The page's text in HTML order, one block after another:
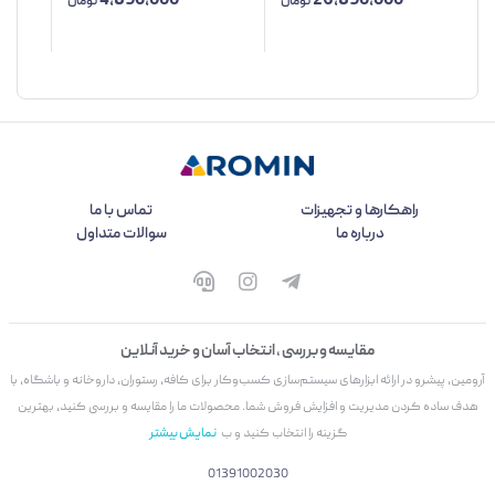
راهکارها و تجهیزات
تماس با ما
درباره ما
سوالات متداول
مقایسه و بررسی ، انتخاب آسان و خرید آنلاین
آرومین، پیشرو در ارائه ابزارهای سیستم‌سازی کسب‌وکار برای کافه، رستوران، داروخانه و باشگاه، با
هدف ساده کردن مدیریت و افزایش فروش شما. محصولات ما را مقایسه و بررسی کنید، بهترین
گزینه را انتخاب کنید و ب نمایش بیشتر
01391002030